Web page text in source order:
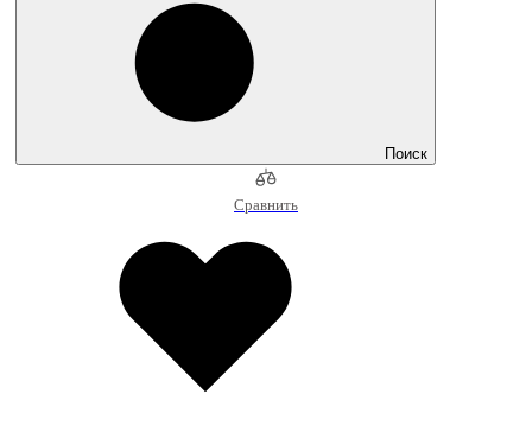
Поиск
Сравнить